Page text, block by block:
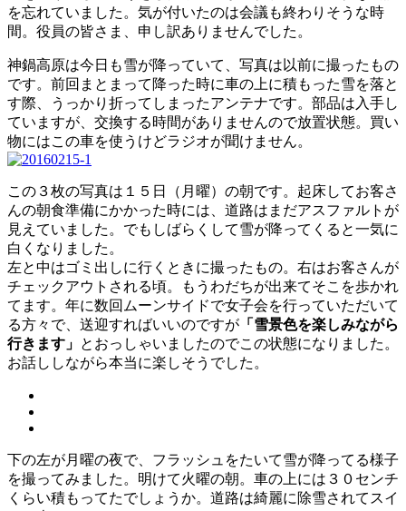
を忘れていました。気が付いたのは会議も終わりそうな時
間。役員の皆さま、申し訳ありませんでした。
神鍋高原は今日も雪が降っていて、写真は以前に撮ったもの
です。前回まとまって降った時に車の上に積もった雪を落と
す際、うっかり折ってしまったアンテナです。部品は入手し
ていますが、交換する時間がありませんので放置状態。買い
物にはこの車を使うけどラジオが聞けません。
この３枚の写真は１５日（月曜）の朝です。起床してお客さ
んの朝食準備にかかった時には、道路はまだアスファルトが
見えていました。でもしばらくして雪が降ってくると一気に
白くなりました。
左と中はゴミ出しに行くときに撮ったもの。右はお客さんが
チェックアウトされる頃。もうわだちが出来てそこを歩かれ
てます。年に数回ムーンサイドで女子会を行っていただいて
る方々で、送迎すればいいのですが 「雪景色を楽しみながら
行きます」 とおっしゃいましたのでこの状態になりました。
お話ししながら本当に楽しそうでした。
下の左が月曜の夜で、フラッシュをたいて雪が降ってる様子
を撮ってみました。明けて火曜の朝。車の上には３０センチ
くらい積もってたでしょうか。道路は綺麗に除雪されてスイ